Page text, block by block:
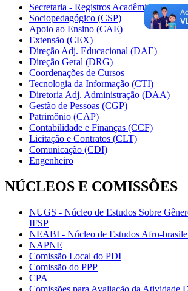
Secretaria - Registros Acadêmicos (CRA)
Sociopedagógico (CSP)
Apoio ao Ensino (CAE)
Extensão (CEX)
Direção Adj. Educacional (DAE)
Direção Geral (DRG)
Coordenações de Cursos
Tecnologia da Informação (CTI)
Diretoria Adj. Administração (DAA)
Gestão de Pessoas (CGP)
Patrimônio (CAP)
Contabilidade e Finanças (CCF)
Licitação e Contratos (CLT)
Comunicação (CDI)
Engenheiro
NÚCLEOS E COMISSÕES
NUGS - Núcleo de Estudos Sobre
IFSP
NEABI - Núcleo de Estudos Afro-
NAPNE
Comissão Local do PDI
Comissão do PPP
CPA
Comissões para Avaliação da Atividade